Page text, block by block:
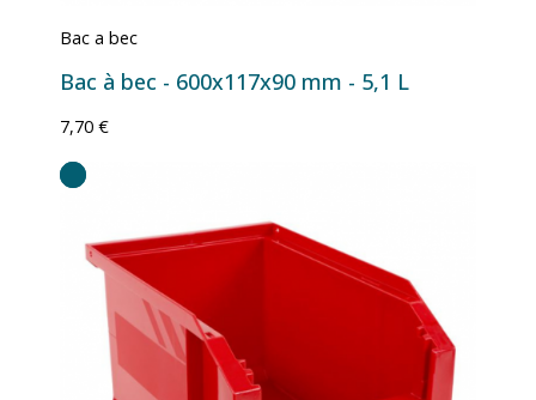
Bac a bec
Bac à bec - 600x117x90 mm - 5,1 L
7,70 €